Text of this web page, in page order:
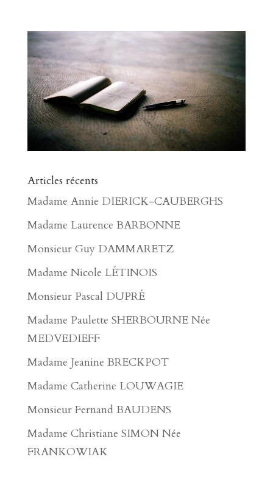
Articles récents
Madame Annie DIERICK-CAUBERGHS
Madame Laurence BARBONNE
Monsieur Guy DAMMARETZ
Madame Nicole LÉTINOIS
Monsieur Pascal DUPRÉ
Madame Paulette SHERBOURNE Née
MEDVEDIEFF
Madame Jeanine BRECKPOT
Madame Catherine LOUWAGIE
Monsieur Fernand BAUDENS
Madame Christiane SIMON Née
FRANKOWIAK